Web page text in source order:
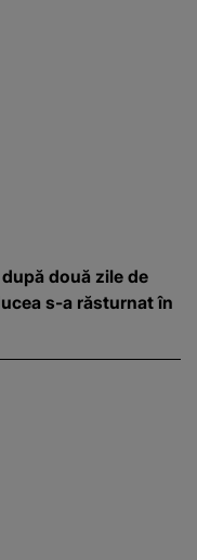
două zile de
s-a răsturnat în